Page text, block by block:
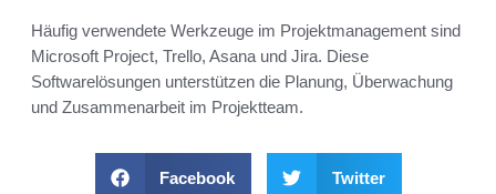
Häufig verwendete Werkzeuge im Projektmanagement sind
Microsoft Project, Trello, Asana und Jira. Diese
Softwarelösungen unterstützen die Planung, Überwachung
und Zusammenarbeit im Projektteam.
Facebook Twitter